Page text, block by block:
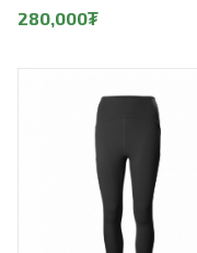
280,000₮